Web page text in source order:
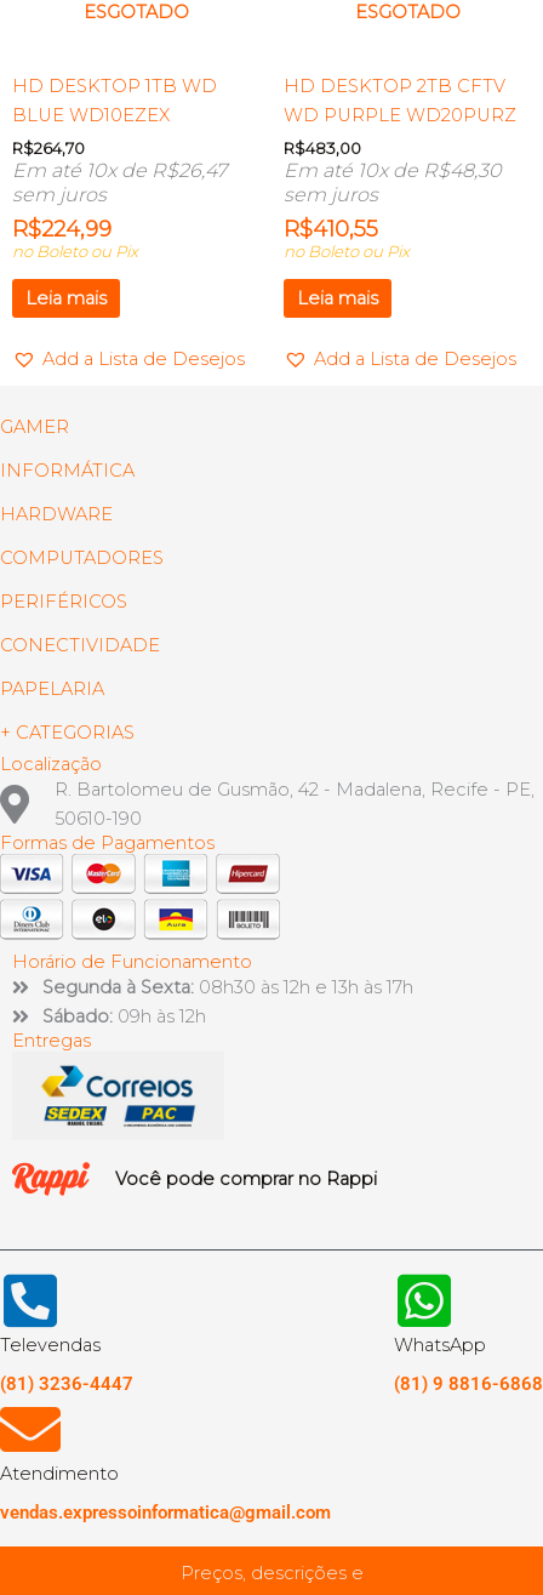
ESGOTADO
HD DESKTOP 1TB WD
BLUE WD10EZEX
R$264,70
Em até 10x de R$26,47
sem juros
R$224,99
no Boleto ou Pix
Leia mais
Add a Lista de Desejos
ESGOTADO
HD DESKTOP 2TB CFTV
WD PURPLE WD20PURZ
R$483,00
Em até 10x de R$48,30
sem juros
R$410,55
no Boleto ou Pix
Leia mais
Add a Lista de Desejos
GAMER
INFORMÁTICA
HARDWARE
COMPUTADORES
PERIFÉRICOS
CONECTIVIDADE
PAPELARIA
+ CATEGORIAS
Localização
R. Bartolomeu de Gusmão, 42 - Madalena, Recife - PE,
50610-190
Formas de Pagamentos
Horário de Funcionamento
Segunda à Sexta: 08h30 às 12h e 13h às 17h
Sábado: 09h às 12h
Entregas
Você pode comprar no Rappi
Televendas
(81) 3236-4447
WhatsApp
(81) 9 8816-6868
Atendimento
vendas.expressoinformatica@gmail.com
Preços, descrições e